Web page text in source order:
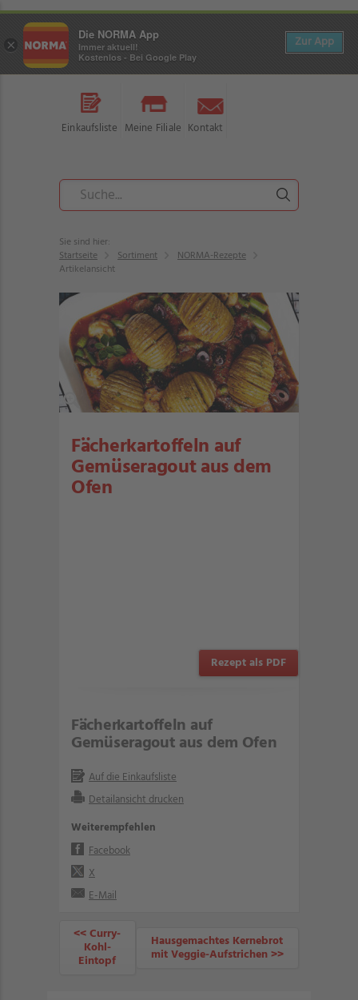
Einkaufsliste Meine Filiale Kontakt
Sie sind hier:
Startseite
Sortiment
NORMA-Rezepte
Artikelansicht
Fächerkartoffeln auf
Gemüseragout aus dem
Ofen
Rezept als PDF
Fächerkartoffeln auf
Gemüseragout aus dem Ofen
Auf die Einkaufsliste
Detailansicht drucken
Weiterempfehlen
Facebook
X
E-Mail
<< Curry-
Kohl-
Eintopf
Hausgemachtes Kernebrot
mit Veggie-Aufstrichen >>
×
Die NORMA App
Immer aktuell!
Kostenlos - Bei Google Play
Zur App